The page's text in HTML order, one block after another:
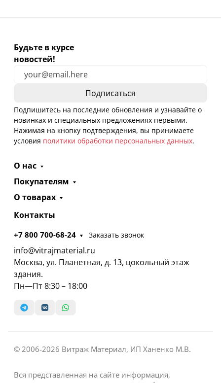
Будьте в курсе
новостей!
Подпишитесь на последние обновления и узнавайте о
новинках и специальных предложениях первыми.
Нажимая на кнопку подтверждения, вы принимаете
условия политики обработки персональных данных.
О нас
Покупателям
О товарах
Контакты
+7 800 700-68-24 Заказать звонок
info@vitrajmaterial.ru
Москва, ул. Планетная, д. 13, цокольный этаж
здания.
Пн—Пт 8:30 – 18:00
© 2006-2026 Витраж Материал, ИП Ханенко М.В.
Вся представленная на сайте информация,